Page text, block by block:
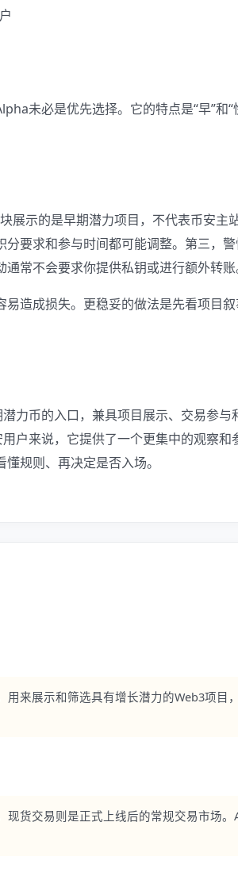
未必是优先选择。它的特点是“早”和“
展示的是早期潜力项目，不代表币安主
要求和参与时间都可能调整。第三，
常不会要求你提供私钥或进行额外转账
造成损失。更稳妥的做法是先看项目叙
力币的入口，兼具项目展示、交易参与
户来说，它提供了一个更集中的观察和
规则、再决定是否入场。
来展示和筛选具有增长潜力的Web3项目
货交易则是正式上线后的常规交易市场